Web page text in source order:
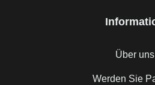
Über uns
Werden Sie